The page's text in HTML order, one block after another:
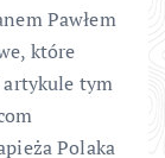
Pawłem
które
artykule tym
Polaka